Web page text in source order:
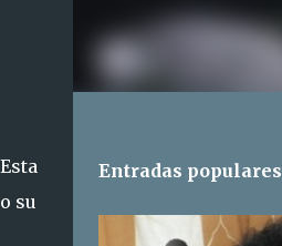
su
Entradas populares